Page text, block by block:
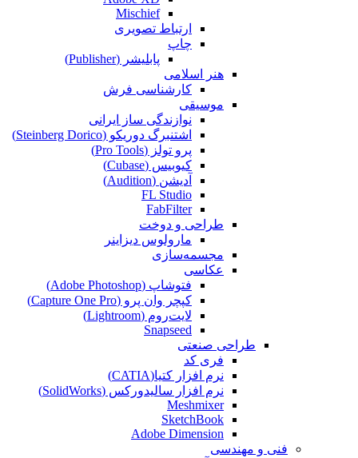
Mischief
ارتباط تصویری
چاپ
پابلیشر (Publisher)
هنر اسلامی
کارشناسی فرش
موسیقی
نوازندگی ساز ایرانی
اشتنبرگ دوریکو (Steinberg Dorico)
پرو تولز (Pro Tools)
کیوبیس (Cubase‎)
آدیشن (Audition)
FL Studio
FabFilter
طراحی و دوخت
مارولوس دیزاینر
مجسمه‌سازی‌
عکاسی
فتوشاپ (Adobe Photoshop)
کپچر وان پرو (Capture One Pro)
لایت‌روم (Lightroom)
Snapseed
طراحی صنعتی
فری کد
نرم افزار کتیا(CATIA)
نرم افزار سالیدورکس (SolidWorks)
Meshmixer
SketchBook
Adobe Dimension
فنی و مهندسی